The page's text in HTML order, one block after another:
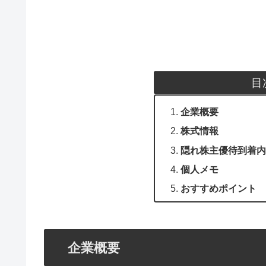
目
企業概要
株式情報
隠れ株主優待到着
個人メモ
おすすめポイント
企業概要